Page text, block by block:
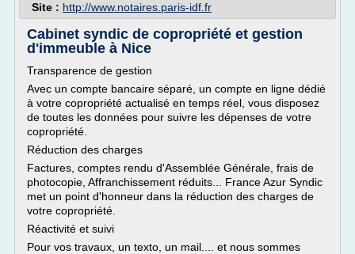
Site : http://www.notaires.paris-idf.fr
Cabinet syndic de copropriété et gestion
d'immeuble à Nice
Transparence de gestion
Avec un compte bancaire séparé, un compte en ligne dédié
à votre copropriété actualisé en temps réel, vous disposez
de toutes les données pour suivre les dépenses de votre
copropriété.
Réduction des charges
Factures, comptes rendu d'Assemblée Générale, frais de
photocopie, Affranchissement réduits... France Azur Syndic
met un point d'honneur dans la réduction des charges de
votre copropriété.
Réactivité et suivi
Pour vos travaux, un texto, un mail.... et nous sommes